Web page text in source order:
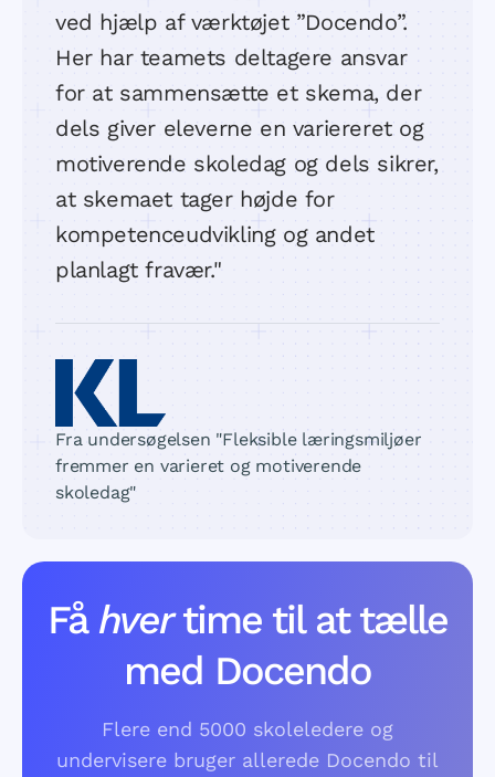
ved hjælp af værktøjet ”Docendo”.
Her har teamets deltagere ansvar
for at sammensætte et skema, der
dels giver eleverne en variereret og
motiverende skoledag og dels sikrer,
at skemaet tager højde for
kompetenceudvikling og andet
planlagt fravær."
Fra undersøgelsen "Fleksible læringsmiljøer
fremmer en varieret og motiverende
skoledag"
Få hvertime til at tælle
med Docendo
Flere end 5000 skoleledere og
undervisere bruger allerede Docendo til